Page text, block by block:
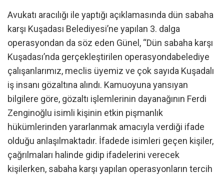
Avukatı aracılığı ile yaptığı açıklamasında dün sabaha
karşı Kuşadası Belediyesi’ne yapılan 3. dalga
operasyondan da söz eden Günel, “Dün sabaha karşı
Kuşadası’nda gerçekleştirilen operasyondabelediye
çalışanlarımız, meclis üyemiz ve çok sayıda Kuşadalı
iş insanı gözaltına alındı. Kamuoyuna yansıyan
bilgilere göre, gözaltı işlemlerinin dayanağının Ferdi
Zenginoğlu isimli kişinin etkin pişmanlık
hükümlerinden yararlanmak amacıyla verdiği ifade
olduğu anlaşılmaktadır. İfadede isimleri geçen kişiler,
çağrılmaları halinde gidip ifadelerini verecek
kişilerken, sabaha karşı yapılan operasyonların tercih